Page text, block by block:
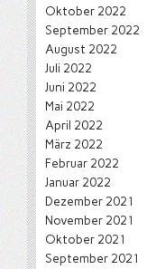
Oktober 2022
September 2022
August 2022
Juli 2022
Juni 2022
Mai 2022
April 2022
März 2022
Februar 2022
Januar 2022
Dezember 2021
November 2021
Oktober 2021
September 2021